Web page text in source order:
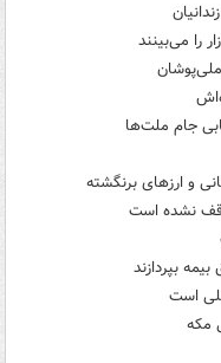
را می‌بینند
و ارزهای برنگشته
نشده است
است
مکه